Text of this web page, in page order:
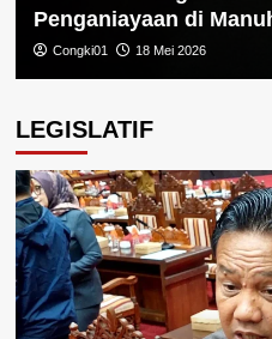
Penganiayaan di
Congki01 18 Mei 2026
LEGISLATIF